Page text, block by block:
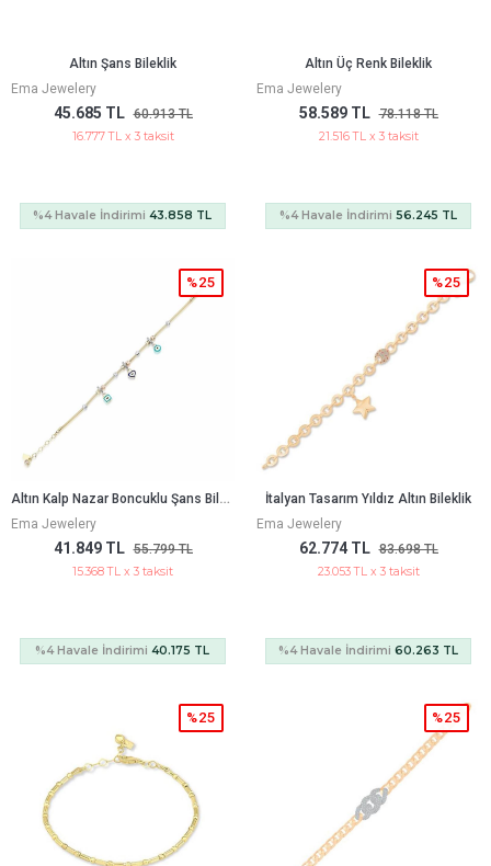
Altın Şans Bileklik
Ema Jewelery
45.685 TL 60.913 TL
16.777 TL x 3 taksit
%4 Havale İndirimi43.858 TL
Altın Üç Renk Bileklik
Ema Jewelery
58.589 TL 78.118 TL
21.516 TL x 3 taksit
%4 Havale İndirimi 56.245 TL
A
Ltın Kalp Nazar Boncuklu Şans Bileklik
Ema Jewelery
41.849 TL 55.799 TL
%25
15.368 TL x 3 taksit
%4 Havale İndirimi40.175 TL
İtalyan Tasarım Yıldız Altın Bileklik
Ema Jewelery
62.774 TL 83.698 TL
%25
23.053 TL x 3 taksit
%4 Havale İndirimi 60.263 TL
%25 %25